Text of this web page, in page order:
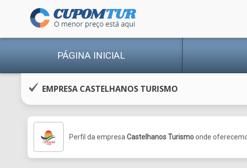
PÁGINA INICIAL
EMPRESA CASTELHANOS TURISMO
Perfil da empresa Castelhanos Turismoonde